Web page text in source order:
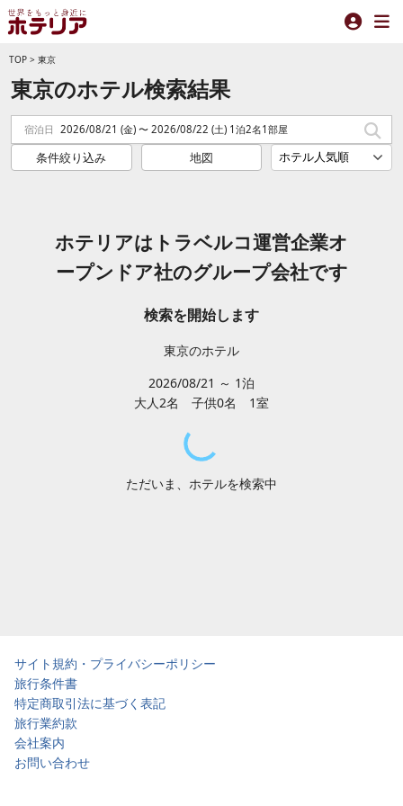
TOP > 東京
東京のホテル検索結果
宿泊日 2026/08/21 (金) 〜 2026/08/22 (土) 1泊2名1部屋
条件絞り込み 地図
ホテリアはトラベルコ運営企業オ
ープンドア社のグループ会社です
検索を開始します
東京のホテル
2026/08/21 ～ 1泊
大人2名 子供0名 1室
ただいま、ホテルを検索中
サイト規約・プライバシーポリシー
旅行条件書
特定商取引法に基づく表記
旅行業約款
会社案内
お問い合わせ